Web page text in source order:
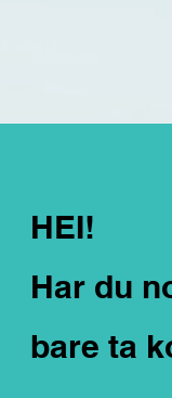
HEI!
Har du
bare ta